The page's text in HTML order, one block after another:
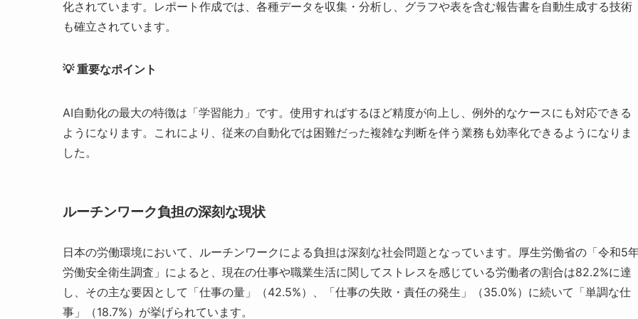
化されています。レポート作成では、各種データを収集・分析し、グラフや表を含む報告書を自動生成する技術
も確立されています。
💡 重要なポイント
AI自動化の最大の特徴は「学習能力」です。使用すればするほど精度が向上し、例外的なケースにも対応できる
ようになります。これにより、従来の自動化では困難だった複雑な判断を伴う業務も効率化できるようになりま
した。
ルーチンワーク負担の深刻な現状
日本の労働環境において、ルーチンワークによる負担は深刻な社会問題となっています。厚生労働省の「令和5
労働安全衛生調査」によると、現在の仕事や職業生活に関してストレスを感じている労働者の割合は82.2%に達
し、その主な要因として「仕事の量」（42.5%）、「仕事の失敗・責任の発生」（35.0%）に続いて「単調な仕
事」（18.7%）が挙げられています。